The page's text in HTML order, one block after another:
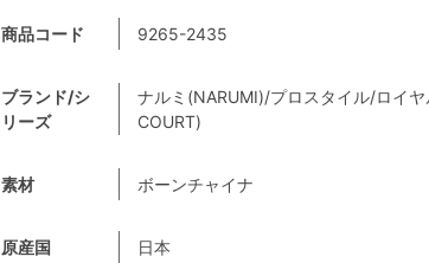
商品コード 9265-2435
ブランド/シ
リーズ
ナルミ(NARUMI)/プロスタイル/ロイヤ
COURT)
素材 ボーンチャイナ
原産国 日本